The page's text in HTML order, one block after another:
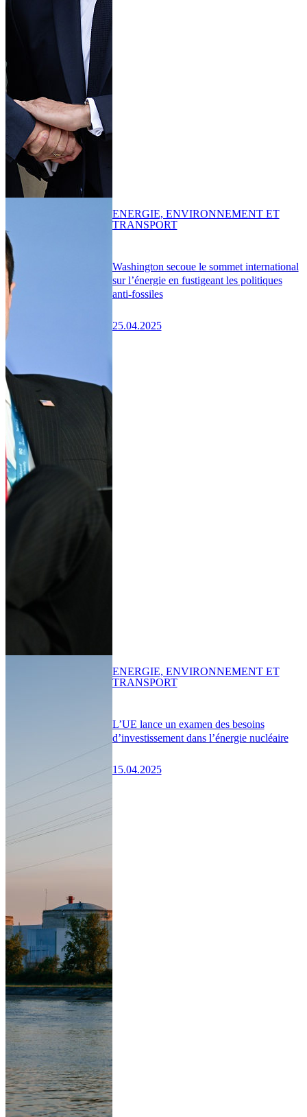
Washington secoue le sommet international
sur l’énergie en fustigeant les politiques
anti-fossiles
25.04.2025
ENERGIE, ENVIRONNEMENT ET
TRANSPORT
L’UE lance un examen des besoins
d’investissement dans l’énergie nucléaire
15.04.2025
ENERGIE, ENVIRONNEMENT ET
TRANSPORT